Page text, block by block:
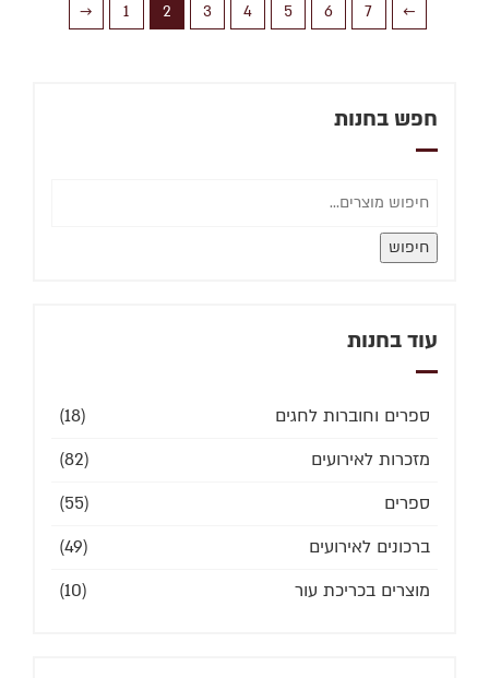
→ 1 2 3 4 5 6 7 ←
חפש בחנות
חיפוש
עוד בחנות
ספרים וחוברות לחגים
(18)
מזכרות לאירועים
(82)
ספרים
(55)
ברכונים לאירועים
(49)
מוצרים בכריכת עור
(10)